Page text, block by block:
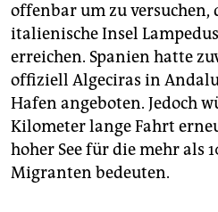
genossenschaft
epaper login
offenbar um zu versuchen,
italienische Insel
erreichen. Spanien hatte
offiziell Algeciras in
Hafen angeboten. Jedoch
Kilometer lange Fahrt
hoher See für die mehr als
Migranten bedeuten.